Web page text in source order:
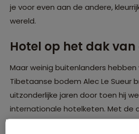
je voor even aan de andere,
wereld.
Hotel op het dak van
Maar weinig buitenlanders
Tibetaanse bodem Alec Le Sueur
uitzonderlijke jaren door toen hij
internationale hotelketen. Met de
schoonheid van de Himalaya op